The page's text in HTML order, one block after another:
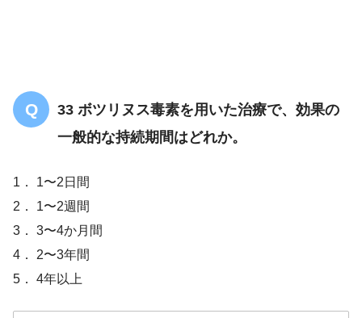
33 ボツリヌス毒素を用いた治療で、効果の
一般的な持続期間はどれか。
1． 1〜2日間
2． 1〜2週間
3． 3〜4か月間
4． 2〜3年間
5． 4年以上